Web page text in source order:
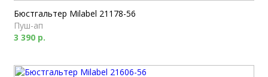
Бюстгальтер Milabel 21178-56
Пуш-ап
3 390 р.